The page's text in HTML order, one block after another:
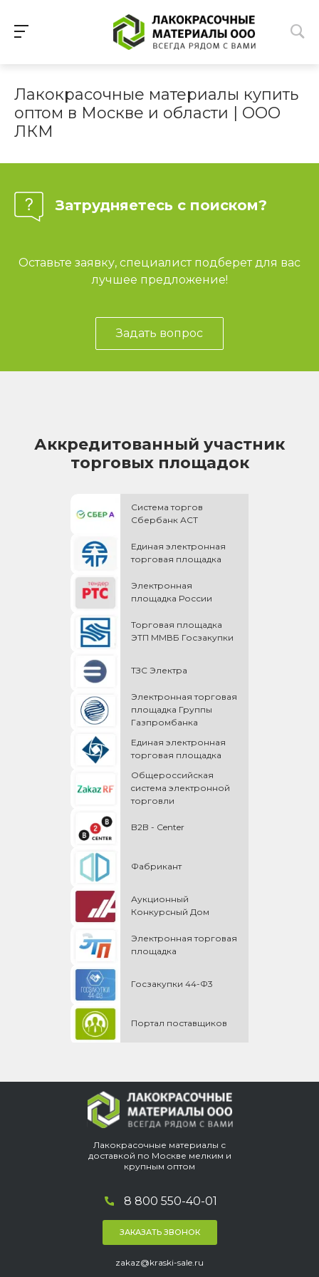
Лакокрасочные материалы купить
оптом в Москве и области | ООО
ЛКМ
Затрудняетесь с поиском?
Оставьте заявку, специалист подберет для вас
лучшее предложение!
Задать вопрос
Аккредитованный участник
торговых площадок
Система торгов
Сбербанк АСТ
Единая электронная
торговая площадка
Электронная
площадка России
Торговая площадка
ЭТП ММВБ Госзакупки
ТЗС Электра
Электронная торговая
площадка Группы
Газпромбанка
Единая электронная
торговая площадка
Общероссийская
cистема электронной
торговли
B2B - Center
Фабрикант
Аукционный
Конкурсный Дом
Электронная торговая
площадка
Госзакупки 44-Ф3
Портал поставщиков
Лакокрасочные материалы с
доставкой по Москве мелким и
крупным оптом
8 800 550-40-01
ЗАКАЗАТЬ ЗВОНОК
zakaz@kraski-sale.ru